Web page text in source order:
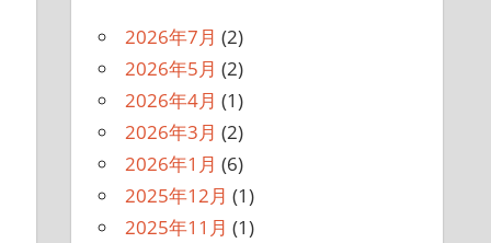
2026年7月 (2)
2026年5月 (2)
2026年4月 (1)
2026年3月 (2)
2026年1月 (6)
2025年12月 (1)
2025年11月 (1)